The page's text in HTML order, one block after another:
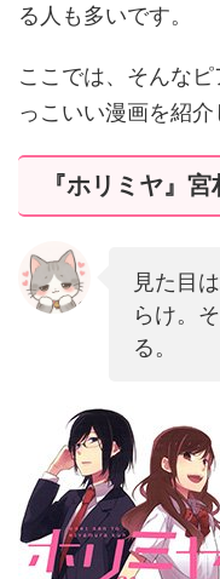
る人も多いです。
ここでは、そんな
っこいい漫画を紹介
『ホリミヤ』
見た目
らけ。
る。